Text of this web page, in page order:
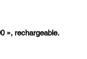
», rechargeable.